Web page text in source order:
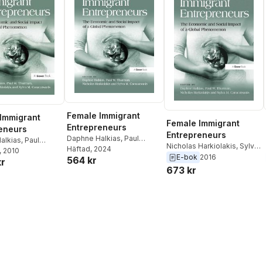
, Paul
Sylva
, 2010
Female Immigrant
Entrepreneurs
Daphne Halkias, Paul
Thurman,Sylva
Caracatsanis
Häftad, 2024
564 kr
Female Immigrant
Entrepreneurs
Nicholas Harkiolakis, Sylva
Caracatsanis,Paul
Thurman
E-bok 2016
673 kr